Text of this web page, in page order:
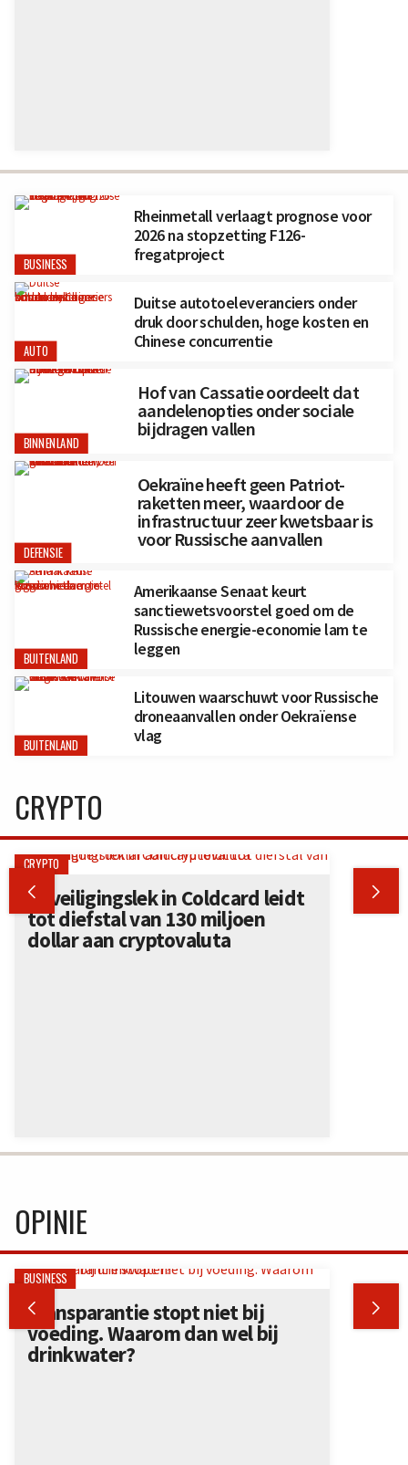
BUSINESS
Rheinmetall verlaagt prognose voor
2026 na stopzetting F126-
fregatproject
AUTO
Duitse autotoeleveranciers onder
druk door schulden, hoge kosten en
Chinese concurrentie
BINNENLAND
Hof van Cassatie oordeelt dat
aandelenopties onder sociale
bijdragen vallen
DEFENSIE
Oekraïne heeft geen Patriot-
raketten meer, waardoor de
infrastructuur zeer kwetsbaar is
voor Russische aanvallen
BUITENLAND
Amerikaanse Senaat keurt
sanctiewetsvoorstel goed om de
Russische energie-economie lam te
leggen
BUITENLAND
Litouwen waarschuwt voor Russische
droneaanvallen onder Oekraïense
vlag
CRYPTO
 
CRYPTO
Beveiligingslek in Coldcard leidt
tot diefstal van 130 miljoen
dollar aan cryptovaluta
OPINIE
 
BUSINESS
Transparantie stopt niet bij
voeding. Waarom dan wel bij
drinkwater?